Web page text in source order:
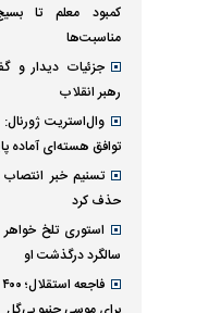
کمبود معلم تا
مناسبت‌ها
جزئیات دیدار و
رهبر انقلاب
وال‌استریت
توافق هسته‌ای آماده
تسنیم خبر
حذف کرد
استوری تلخ خواهر
سالگرد درگذشت او